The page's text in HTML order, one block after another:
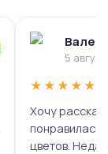
5
★★★★★
Хочу
понравилась
цветов.